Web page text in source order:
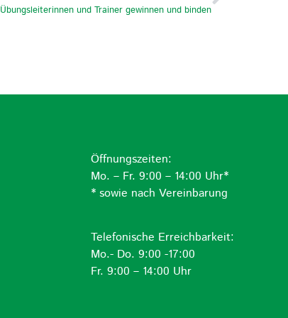
Übungsleiterinnen und Trainer gewinnen und binden
Öffnungszeiten:
Mo. – Fr. 9:00 – 14:00 Uhr*
* sowie nach Vereinbarung
Telefonische Erreichbarkeit:
Mo.- Do. 9:00 -17:00
Fr. 9:00 – 14:00 Uhr